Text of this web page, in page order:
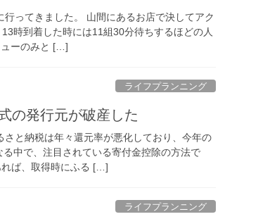
ってきました。 山間にあるお店で決してアク
時到着した時には11組30分待ちするほどの人
ューのみと […]
ライフプランニング
の発行元が破産した
と納税は年々還元率が悪化しており、今年の
中で、注目されている寄付金控除の方法で
ば、取得時にふる […]
ライフプランニング